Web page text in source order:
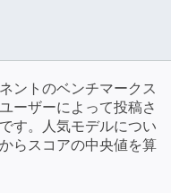
ントのベンチマークス
ーザーによって投稿さ
す。人気モデルについ
らスコアの中央値を算